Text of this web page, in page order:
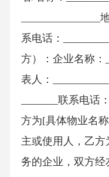
_______________
系电话：
方）：企业名称：
表人：
_______联系电话
方为[具体物业名
主或使用人，乙
务的企业，双方